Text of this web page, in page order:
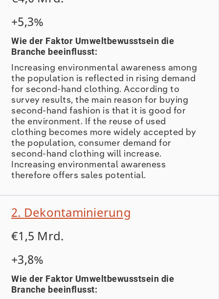
+5,3%
Wie der Faktor Umweltbewusstsein die
Branche beeinflusst:
Increasing environmental awareness among
the population is reflected in rising demand
for second-hand clothing. According to
survey results, the main reason for buying
second-hand fashion is that it is good for
the environment. If the reuse of used
clothing becomes more widely accepted by
the population, consumer demand for
second-hand clothing will increase.
Increasing environmental awareness
therefore offers sales potential.
2. Dekontaminierung
€1,5 Mrd.
+3,8%
Wie der Faktor Umweltbewusstsein die
Branche beeinflusst: